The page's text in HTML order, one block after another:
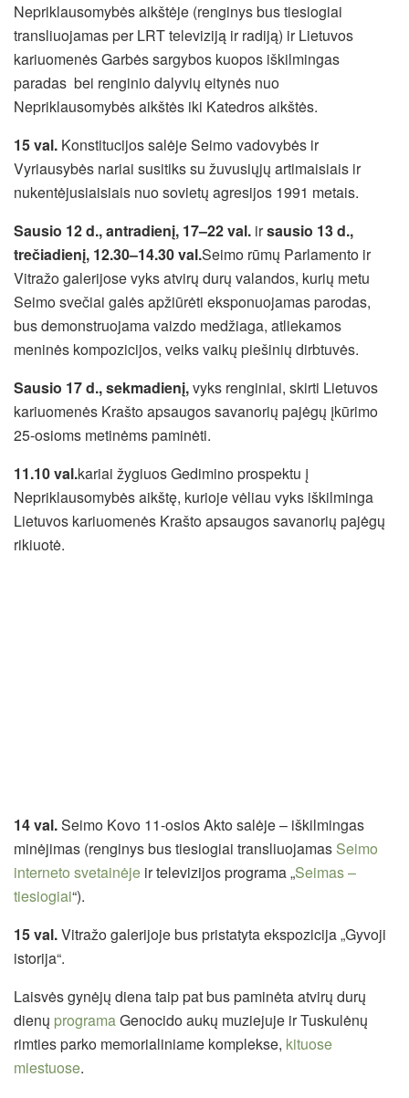
Nepriklausomybės aikštėje (renginys bus tiesiogiai
transliuojamas per LRT televiziją ir radiją) ir Lietuvos
kariuomenės Garbės sargybos kuopos iškilmingas
paradas bei renginio dalyvių eitynės nuo
Nepriklausomybės aikštės iki Katedros aikštės.
15 val. Konstitucijos salėje Seimo vadovybės ir
Vyriausybės nariai susitiks su žuvusiųjų artimaisiais ir
nukentėjusiaisiais nuo sovietų agresijos 1991 metais.
Sausio 12 d., antradienį, 17–22 val. irsausio 13 d.,
trečiadienį, 12.30–14.30 val.Seimo rūmų Parlamento ir
Vitražo galerijose vyks atvirų durų valandos, kurių metu
Seimo svečiai galės apžiūrėti eksponuojamas parodas,
bus demonstruojama vaizdo medžiaga, atliekamos
meninės kompozicijos, veiks vaikų piešinių dirbtuvės.
Sausio 17 d., sekmadienį,vyks renginiai, skirti Lietuvos
kariuomenės Krašto apsaugos savanorių pajėgų įkūrimo
25-osioms metinėms paminėti.
11.10 val.kariai žygiuos Gedimino prospektu į
Nepriklausomybės aikštę, kurioje vėliau vyks iškilminga
Lietuvos kariuomenės Krašto apsaugos savanorių pajėgų
rikiuotė.
14 val.Seimo Kovo 11-osios Akto salėje – iškilmingas
minėjimas (renginys bus tiesiogiai transliuojamas Seimo
interneto svetainėje ir televizijos programa „Seimas –
tiesiogiai“).
15 val.Vitražo galerijoje bus pristatyta ekspozicija „Gyvoji
istorija“.
Laisvės gynėjų diena taip pat bus paminėta atvirų durų
dienų programaGenocido aukų muziejuje ir Tuskulėnų
rimties parko memorialiniame komplekse, kituose
miestuose.